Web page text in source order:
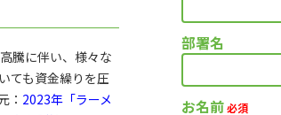
騰に伴い、様々な
ても資金繰りを圧
： 2023年「ラーメ
部署名
お名前必須